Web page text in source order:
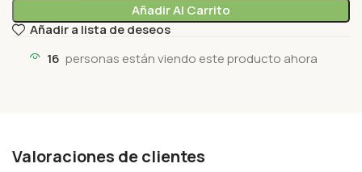
Añadir Al Carrito
Añadir a lista de deseos
16 personas están viendo este producto ahora
Valoraciones de clientes